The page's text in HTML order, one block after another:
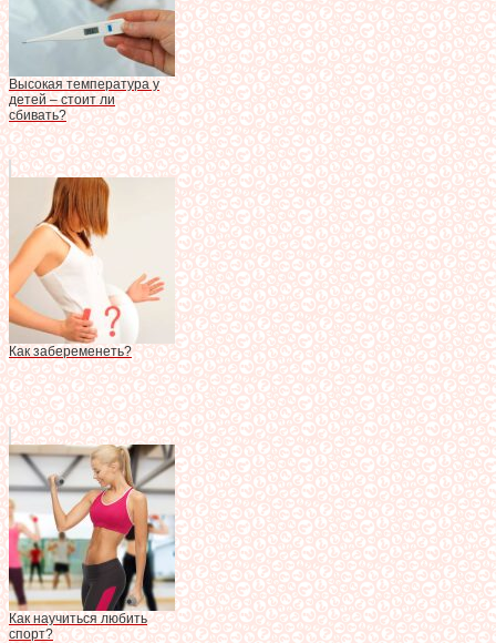
Высокая температура у
детей – стоит ли
сбивать?
Как забеременеть?
Как научиться любить
спорт?